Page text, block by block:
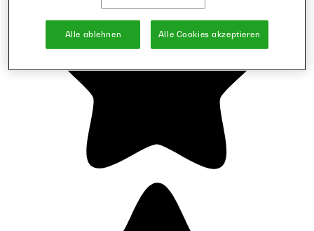
Alle ablehnen Alle Cookies akzeptieren